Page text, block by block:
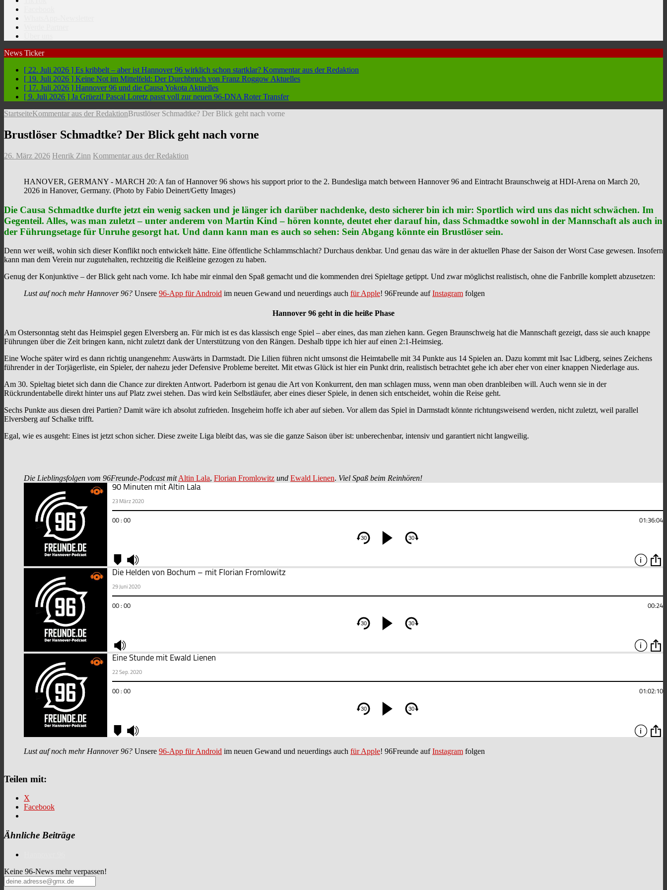
News Ticker
[ 22. Juli 2026 ] Es kribbelt – aber ist Hannover 96 wirklich schon startklar? Kommentar aus der Redaktion
[ 19. Juli 2026 ] Keine Not im Mittelfeld: Der Durchbruch von Franz Roggow Aktuelles
[ 17. Juli 2026 ] Hannover 96 und die Causa Yokota Aktuelles
[ 9. Juli 2026 ] Ja Grüezi! Pascal Loretz passt voll zur neuen 96-DNA Roter Transfer
StartseiteKommentar aus der RedaktionBrustlöser Schmadtke? Der Blick geht nach vorne
Brustlöser Schmadtke? Der Blick geht nach vorne
26. März 2026 Henrik Zinn Kommentar aus der Redaktion
HANOVER, GERMANY - MARCH 20: A fan of Hannover 96 shows his support prior to the 2. Bundesliga match between Hannover 96 and Eintracht Braunschweig at HDI-Arena on March 20,
2026 in Hanover, Germany. (Photo by Fabio Deinert/Getty Images)
Die Causa Schmadtke durfte jetzt ein wenig sacken und je länger ich darüber nachdenke, desto sicherer bin ich mir: Sportlich wird uns das nicht schwächen. Im
Gegenteil. Alles, was man zuletzt – unter anderem von Martin Kind – hören konnte, deutet eher darauf hin, dass Schmadtke sowohl in der Mannschaft als auch in
der Führungsetage für Unruhe gesorgt hat. Und dann kann man es auch so sehen: Sein Abgang könnte ein Brustlöser sein.
Denn wer weiß, wohin sich dieser Konflikt noch entwickelt hätte. Eine öffentliche Schlammschlacht? Durchaus denkbar. Und genau das wäre in der aktuellen Phase der Saison der Worst Case gewesen. Insofern
kann man dem Verein nur zugutehalten, rechtzeitig die Reißleine gezogen zu haben.
Genug der Konjunktive – der Blick geht nach vorne. Ich habe mir einmal den Spaß gemacht und die kommenden drei Spieltage getippt. Und zwar möglichst realistisch, ohne die Fanbrille komplett abzusetzen:
Lust auf noch mehr Hannover 96? Unsere 96-App für Android im neuen Gewand und neuerdings auch für Apple! 96Freunde aufInstagram folgen
Hannover 96 geht in die heiße Phase
Am Ostersonntag steht das Heimspiel gegen Elversberg an. Für mich ist es das klassisch enge Spiel – aber eines, das man ziehen kann. Gegen Braunschweig hat die Mannschaft gezeigt, dass sie auch knappe
Führungen über die Zeit bringen kann, nicht zuletzt dank der Unterstützung von den Rängen. Deshalb tippe ich hier auf einen 2:1-Heimsieg.
Eine Woche später wird es dann richtig unangenehm: Auswärts in Darmstadt. Die Lilien führen nicht umsonst die Heimtabelle mit 34 Punkte aus 14 Spielen an. Dazu kommt mit Isac Lidberg, seines Zeichens
führender in der Torjägerliste, ein Spieler, der nahezu jeder Defensive Probleme bereitet. Mit etwas Glück ist hier ein Punkt drin, realistisch betrachtet gehe ich aber eher von einer knappen Niederlage aus.
Am 30. Spieltag bietet sich dann die Chance zur direkten Antwort. Paderborn ist genau die Art von Konkurrent, den man schlagen muss, wenn man oben dranbleiben will. Auch wenn sie in der
Rückrundentabelle direkt hinter uns auf Platz zwei stehen. Das wird kein Selbstläufer, aber eines dieser Spiele, in denen sich entscheidet, wohin die Reise geht.
Sechs Punkte aus diesen drei Partien? Damit wäre ich absolut zufrieden. Insgeheim hoffe ich aber auf sieben. Vor allem das Spiel in Darmstadt könnte richtungsweisend werden, nicht zuletzt, weil parallel
Elversberg auf Schalke trifft.
Egal, wie es ausgeht: Eines ist jetzt schon sicher. Diese zweite Liga bleibt das, was sie die ganze Saison über ist: unberechenbar, intensiv und garantiert nicht langweilig.
Die Lieblingsfolgen vom 96Freunde-Podcast mit Altin Lala, Florian Fromlowitz und Ewald Lienen. Viel Spaß beim Reinhören!
Lust auf noch mehr Hannover 96? Unsere 96-App für Android im neuen Gewand und neuerdings auch für Apple! 96Freunde aufInstagram folgen
Teilen mit:
X
Facebook
Ähnliche Beiträge
Keine 96-News mehr verpassen!